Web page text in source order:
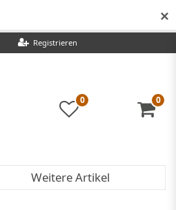
Registrieren
0 0
Weitere Artikel
✕